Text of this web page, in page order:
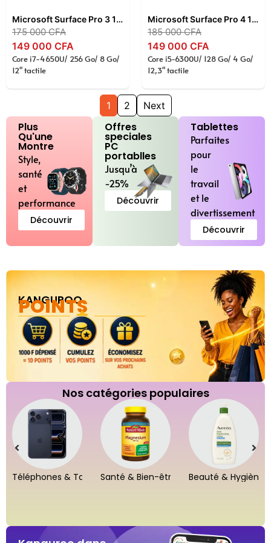
Microsoft Surface Pro 3 12″ – Intel Core i7-4650U , 8 Go RAM , SSD 256 Go , Écran Tactile Full HD+ , Tablette 2-en-1
175 000CFA
149 000 CFA
Core i7-4650U/ 256 Go/ 8 Go/
12" tactile
Microsoft Surface Pro 4 12,3″ – Intel Core i5-6300U , 4 Go RAM , SSD 128 Go , Écran Tactile PixelSense , Tablette 2-en-1 , Windows 11 Pro
185 000CFA
149 000 CFA
Core i5-6300U/ 128 Go/ 4 Go/
12,3" tactile
1 2 Next
Plus
Qu'une
Montre
Style,
santé
et
performance
Découvrir
Offres
speciales
PC
portablles
Jusqu’à
-25%
Découvrir
Tablettes
Parfaites
pour
le
travail
et le
divertissement
Découvrir
KANGUROO
POINTS
Nos catégories populaires
Téléphones & TablettesSanté & Bien-être Beauté & Hygiène